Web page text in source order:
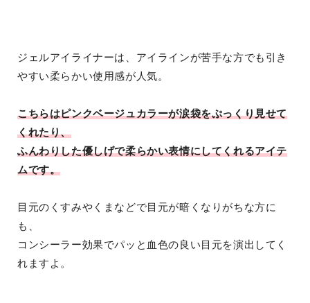
ジェルアイライナーは、アイラインが苦手な方でも引き
やすい柔らかい使用感が人気。
こちらはピンクベージュカラーが涙袋をぷっくり見せて
くれたり、
ふんわりした優しげで柔らかい表情にしてくれるアイテ
ムです。
目元のくすみやくまなどで目元が暗くなりがちな方に
も、
コンシーラー効果でパッと血色の良い目元を演出してく
れますよ。